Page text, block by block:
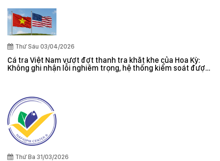
Thứ Sáu 03/04/2026
Cá tra Việt Nam vượt đợt thanh tra khắt khe của Hoa Kỳ:
Không ghi nhận lỗi nghiêm trọng, hệ thống kiểm soát được
Thứ Ba 31/03/2026